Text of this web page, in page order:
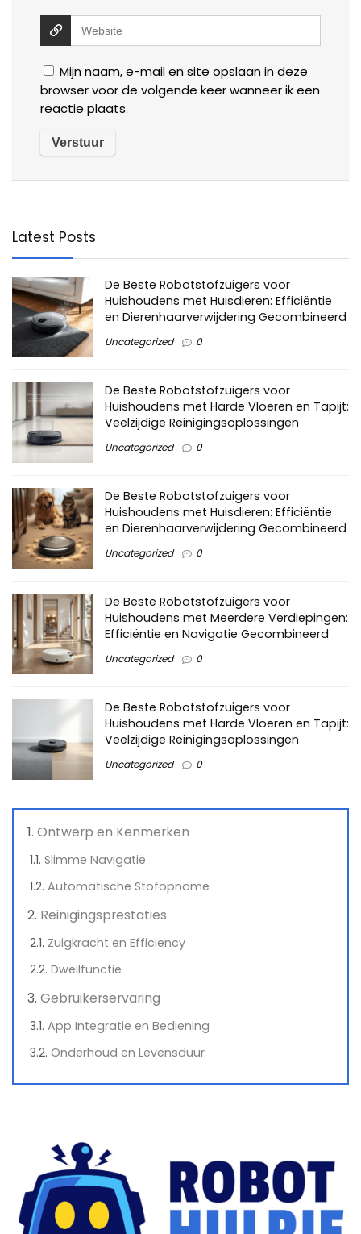
Mijn naam, e-mail en site opslaan in deze
browser voor de volgende keer wanneer ik een
reactie plaats.
Latest Posts
De Beste Robotstofzuigers voor
Huishoudens met Huisdieren: Efficiëntie
en Dierenhaarverwijdering Gecombineerd
Uncategorized 0
De Beste Robotstofzuigers voor
Huishoudens met Harde Vloeren en Tapijt:
Veelzijdige Reinigingsoplossingen
Uncategorized 0
De Beste Robotstofzuigers voor
Huishoudens met Huisdieren: Efficiëntie
en Dierenhaarverwijdering Gecombineerd
Uncategorized 0
De Beste Robotstofzuigers voor
Huishoudens met Meerdere Verdiepingen:
Efficiëntie en Navigatie Gecombineerd
Uncategorized 0
De Beste Robotstofzuigers voor
Huishoudens met Harde Vloeren en Tapijt:
Veelzijdige Reinigingsoplossingen
Uncategorized 0
Ontwerp en Kenmerken
Slimme Navigatie
Automatische Stofopname
Reinigingsprestaties
Zuigkracht en Efficiency
Dweilfunctie
Gebruikerservaring
App Integratie en Bediening
Onderhoud en Levensduur